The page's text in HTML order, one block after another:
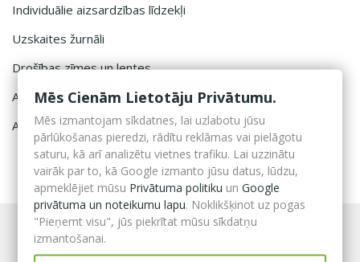
Individuālie aizsardzības līdzekļi
Uzskaites žurnāli
Drošības zīmes un lentes
Atslēgu kastītes
Aptieciņu un defibrilatoru kastes
Mēs Cienām Lietotāju Privātumu.
Mēs izmantojam sīkdatnes, lai uzlabotu jūsu
pārlūkošanas pieredzi, rādītu reklāmas vai pielāgotu
saturu, kā arī analizētu vietnes trafiku. Lai uzzinātu
vairāk par to, kā Google izmanto jūsu datus, lūdzu,
apmeklējiet mūsu Privātuma politiku unGoogle
privātuma un noteikumu lapu. Noklikšķinot uz pogas
"Pieņemt visu", jūs piekrītat mūsu sīkdatņu
izmantošanai.